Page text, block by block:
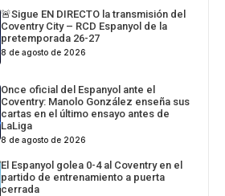
🚨Sigue EN DIRECTO la transmisión del
Coventry City – RCD Espanyol de la
pretemporada 26-27
8 de agosto de 2026
Once oficial del Espanyol ante el
Coventry: Manolo González enseña sus
cartas en el último ensayo antes de
LaLiga
8 de agosto de 2026
El Espanyol golea 0-4 al Coventry en el
partido de entrenamiento a puerta
cerrada